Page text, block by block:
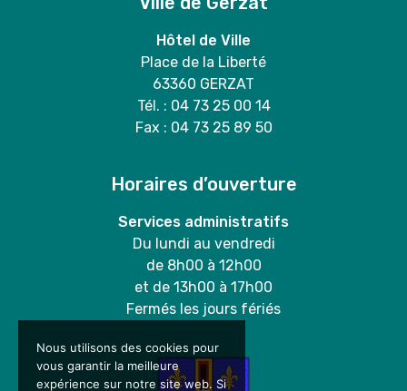
Hôtel de Ville
Place de la Liberté
63360 GERZAT
Tél. : 04 73 25 00 14
Fax : 04 73 25 89 50
Horaires d’ouverture
Services administratifs
Du lundi au vendredi
de 8h00 à 12h00
et de 13h00 à 17h00
Fermés les jours fériés
Nous utilisons des cookies pour
vous garantir la meilleure
expérience sur notre site web. Si